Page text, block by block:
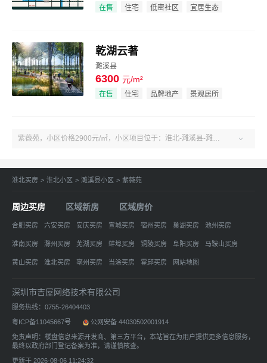
效果图 在售 住宅 低密社区 宜居生态
效果图
乾湖云著
濉溪县
6300 元/m²
在售 住宅 品牌地产 景观居所

淮北买房 > 淮北小区 > 濉溪县小区 > 紫薇苑
周边买房 区域新房 区域房价
合肥买房 六安买房 安庆买房 宣城买房 宿州买房 巢湖买房 池州买房
淮南买房 滁州买房 芜湖买房 蚌埠买房 铜陵买房 阜阳买房 马鞍山买房
黄山买房 淮北买房 亳州买房 当涂买房 霍邱买房 网站地图
深圳市吉屋网络技术有限公司
服务热线：0755-26404403
粤ICP备11045667号 公网安备 44030502001914
免责声明：楼盘信息来源开发商、第三方平台，本站旨在为用户提供更多信息服务，
最终以政府部门登记备案为准，请谨慎核查。
更新于 2026-08-06 11:24:32